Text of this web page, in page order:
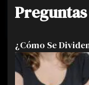
¿Cómo Se